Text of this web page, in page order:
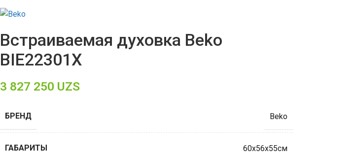
Встраиваемая духовка Beko
BIE22301X
3 827 250 UZS
БРЕНД Beko
ГАБАРИТЫ 60х56х55см